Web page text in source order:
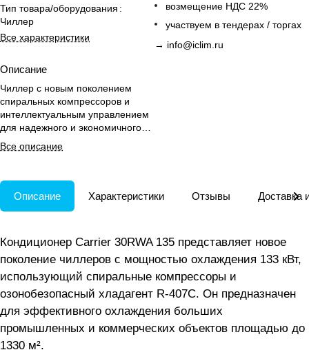
Тип товара/оборудования :
Чиллер
Все характеристики
Описание
Чиллер с новым поколением
спиральных компрессоров и
интеллектуальным управлением
для надежного и экономичного
охлаждения больших объектов.
Все описание
возмещение НДС 22%
участвуем в тендерах / торгах
→ info@iclim.ru
Описание Характеристики Отзывы Доставка
Кондиционер Carrier 30RWA 135 представляет новое
поколение чиллеров с мощностью охлаждения 133 кВт,
использующий спиральные компрессоры и
озонобезопасный хладагент R-407C. Он предназначен
для эффективного охлаждения больших
промышленных и коммерческих объектов площадью до
1330 м².